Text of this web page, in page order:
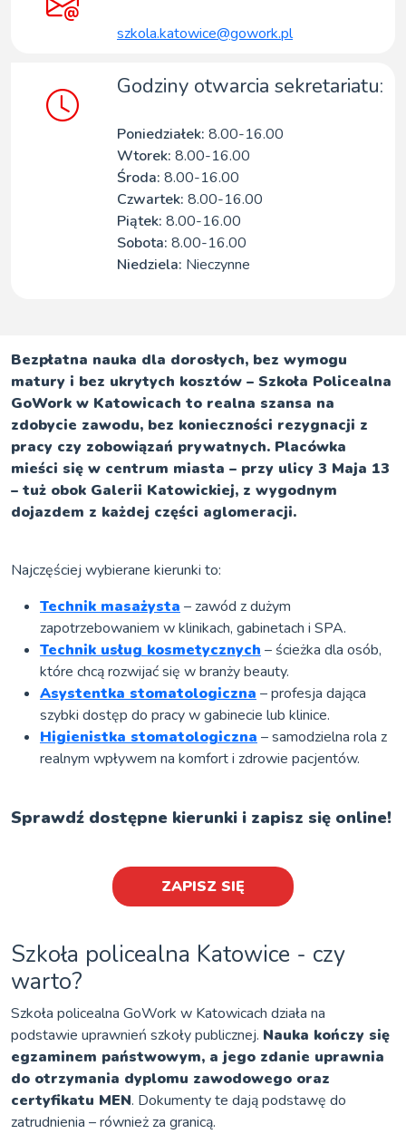
szkola.katowice@gowork.pl
Godziny otwarcia sekretariatu:
Poniedziałek: 8.00-16.00
Wtorek: 8.00-16.00
Środa: 8.00-16.00
Czwartek: 8.00-16.00
Piątek: 8.00-16.00
Sobota: 8.00-16.00
Niedziela: Nieczynne
Bezpłatna nauka dla dorosłych, bez wymogu
matury i bez ukrytych kosztów – Szkoła Policealna
GoWork w Katowicach to realna szansa na
zdobycie zawodu, bez konieczności rezygnacji z
pracy czy zobowiązań prywatnych. Placówka
mieści się w centrum miasta – przy ulicy 3 Maja 13
– tuż obok Galerii Katowickiej, z wygodnym
dojazdem z każdej części aglomeracji.
Najczęściej wybierane kierunki to:
Technik masażysta – zawód z dużym
zapotrzebowaniem w klinikach, gabinetach i SPA.
Technik usług kosmetycznych – ścieżka dla osób,
które chcą rozwijać się w branży beauty.
Asystentka stomatologiczna – profesja dająca
szybki dostęp do pracy w gabinecie lub klinice.
Higienistka stomatologiczna – samodzielna rola z
realnym wpływem na komfort i zdrowie pacjentów.
Sprawdź dostępne kierunki i zapisz się online!
ZAPISZ SIĘ
Szkoła policealna Katowice - czy
warto?
Szkoła policealna GoWork w Katowicach działa na
podstawie uprawnień szkoły publicznej. Nauka kończy się
egzaminem państwowym, a jego zdanie uprawnia
do otrzymania dyplomu zawodowego oraz
certyfikatu MEN. Dokumenty te dają podstawę do
zatrudnienia – również za granicą.